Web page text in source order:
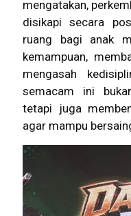
mengatakan,
disikapi secara
ruang bagi anak
kemampuan,
mengasah
semacam ini
tetapi juga
agar mampu